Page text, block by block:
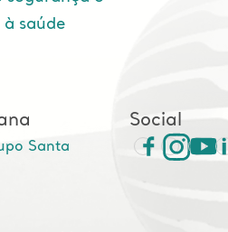
à saúde
Santa
Social